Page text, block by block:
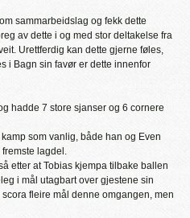
sammarbeidslag og fekk dette
av dette i og med stor deltakelse fra
Urettferdig kan dette gjerne føles,
i Bagn sin favør er dette innenfor
hadde 7 store sjanser og 6 cornere
som vanlig, både han og Even
lagdel.
etter at Tobias kjempa tilbake ballen
i mål utagbart over gjestene sin
fleire mål denne omgangen, men